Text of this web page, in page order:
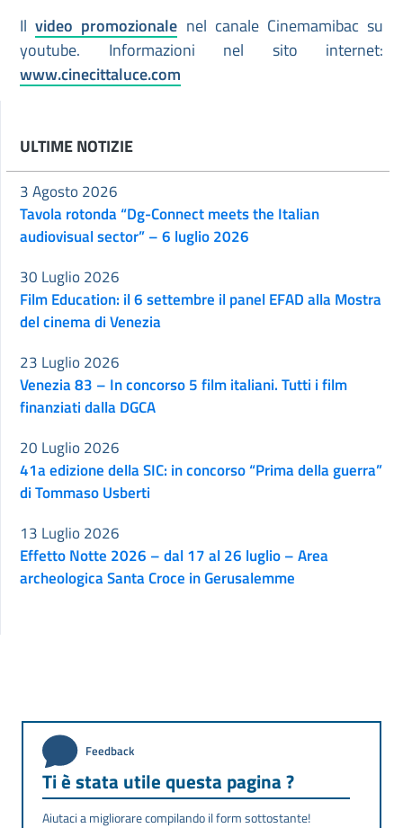
Ilvideo promozionale nel canale Cinemamibac su
youtube. Informazioni nel sito internet:
www.cinecittaluce.com
ULTIME NOTIZIE
Tavola rotonda “Dg-Connect meets the Italian
audiovisual sector” – 6 luglio 2026
3 Agosto 2026
Film Education: il 6 settembre il panel EFAD alla Mostra
del cinema di Venezia
30 Luglio 2026
Venezia 83 – In concorso 5 film italiani. Tutti i film
finanziati dalla DGCA
23 Luglio 2026
41a edizione della SIC: in concorso “Prima della guerra”
di Tommaso Usberti
20 Luglio 2026
Effetto Notte 2026 – dal 17 al 26 luglio – Area
archeologica Santa Croce in Gerusalemme
13 Luglio 2026
Feedback
Ti è stata utile questa pagina ?
Aiutaci a migliorare compilando il form sottostante!